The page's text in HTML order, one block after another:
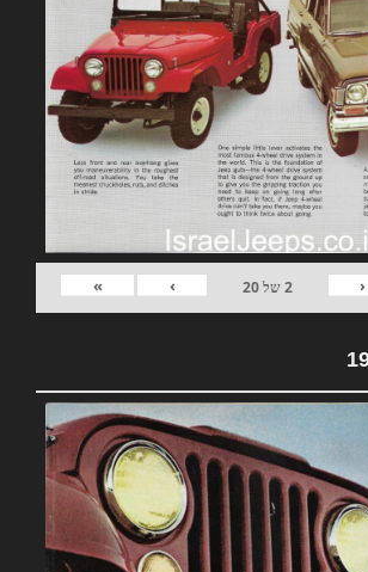
‹
2של20
›
»